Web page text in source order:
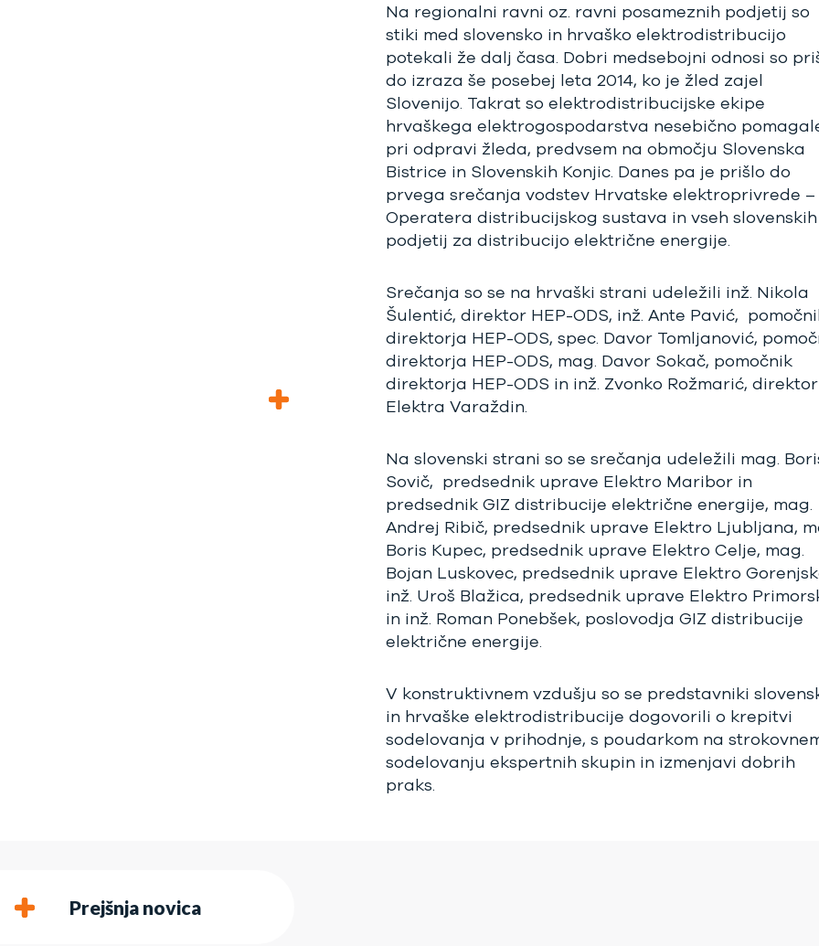
Na regionalni ravni oz. ravni posameznih podjetij so
stiki med slovensko in hrvaško elektrodistribucijo
potekali že dalj časa. Dobri medsebojni odnosi so
do izraza še posebej leta 2014, ko je žled zajel
Slovenijo. Takrat so elektrodistribucijske ekipe
hrvaškega elektrogospodarstva nesebično
pri odpravi žleda, predvsem na območju Slovenska
Bistrice in Slovenskih Konjic. Danes pa je prišlo do
prvega srečanja vodstev Hrvatske elektroprivrede –
Operatera distribucijskog sustava in vseh slovenskih
podjetij za distribucijo električne energije.
Srečanja so se na hrvaški strani udeležili inž. Nikola
Šulentić, direktor HEP-ODS, inž. Ante Pavić,
direktorja HEP-ODS, spec. Davor Tomljanović,
direktorja HEP-ODS, mag. Davor Sokač, pomočnik
direktorja HEP-ODS in inž. Zvonko Rožmarić, direktor
Elektra Varaždin.
Na slovenski strani so se srečanja udeležili mag.
Sovič, predsednik uprave Elektro Maribor in
predsednik GIZ distribucije električne energije, mag.
Andrej Ribič, predsednik uprave Elektro Ljubljana,
Boris Kupec, predsednik uprave Elektro Celje, mag.
Bojan Luskovec, predsednik uprave Elektro
inž. Uroš Blažica, predsednik uprave Elektro
in inž. Roman Ponebšek, poslovodja GIZ distribucije
električne energije.
V konstruktivnem vzdušju so se predstavniki
in hrvaške elektrodistribucije dogovorili o krepitvi
sodelovanja v prihodnje, s poudarkom na
sodelovanju ekspertnih skupin in izmenjavi dobrih
praks.
Prejšnja novica